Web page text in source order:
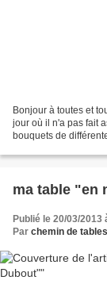
Bonjour à toutes et
jour où il n'a pas fait
bouquets de
ma table "en
Publié le 20/03/2013
Par chemin de tables